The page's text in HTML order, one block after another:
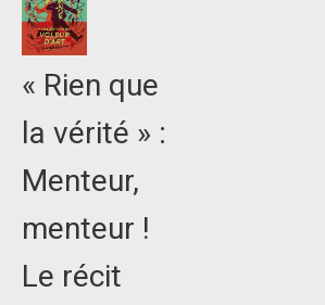
« Rien que
la vérité » :
Menteur,
menteur !
Le récit